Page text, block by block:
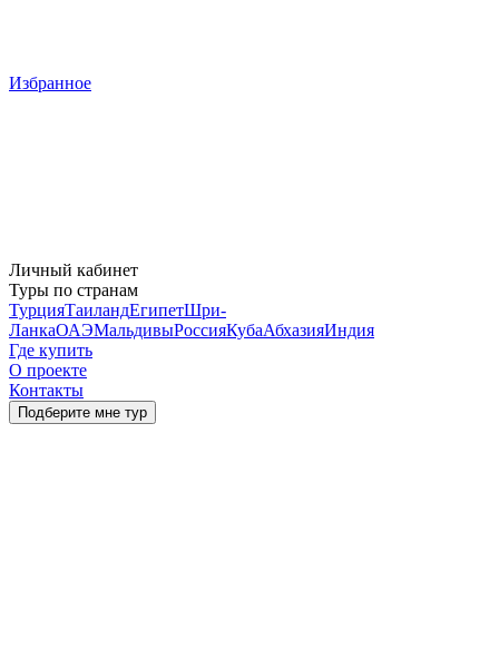
Избранное
Личный кабинет
Туры по странам
ТурцияТаиландЕгипетШри-
ЛанкаОАЭМальдивыРоссияКубаАбхазияИндия
Где купить
О проекте
Контакты
Подберите мне тур